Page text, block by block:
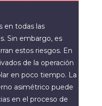
en todas las
Sin embargo, es
estos riesgos. En
de la operación
en poco tiempo. La
asimétrico puede
en el proceso de